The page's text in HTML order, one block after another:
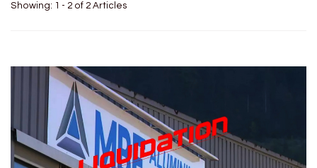
Showing: 1 - 2 of 2 Articles